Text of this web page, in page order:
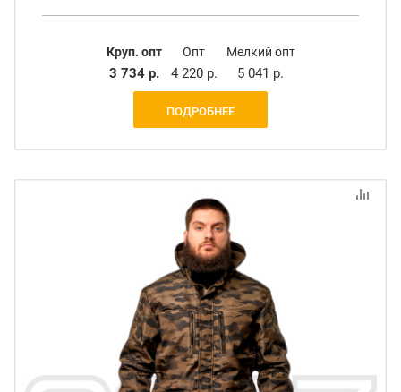
Круп. опт
3 734 р.
Опт
4 220 р.
Мелкий опт
5 041 р.
ПОДРОБНЕЕ